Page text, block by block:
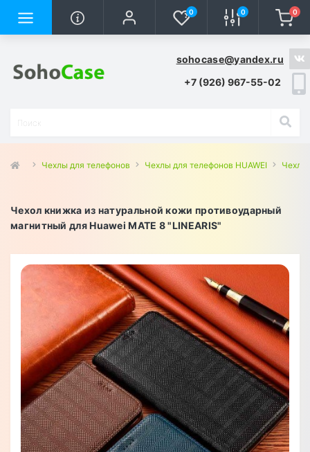
0 0 0
sohocase@yandex.ru
+7 (926) 967-55-02
Чехлы для телефонов Чехлы для телефонов HUAWEI Чехлы
Чехол книжка из натуральной кожи противоударный
магнитный для Huawei MATE 8 "LINEARIS"